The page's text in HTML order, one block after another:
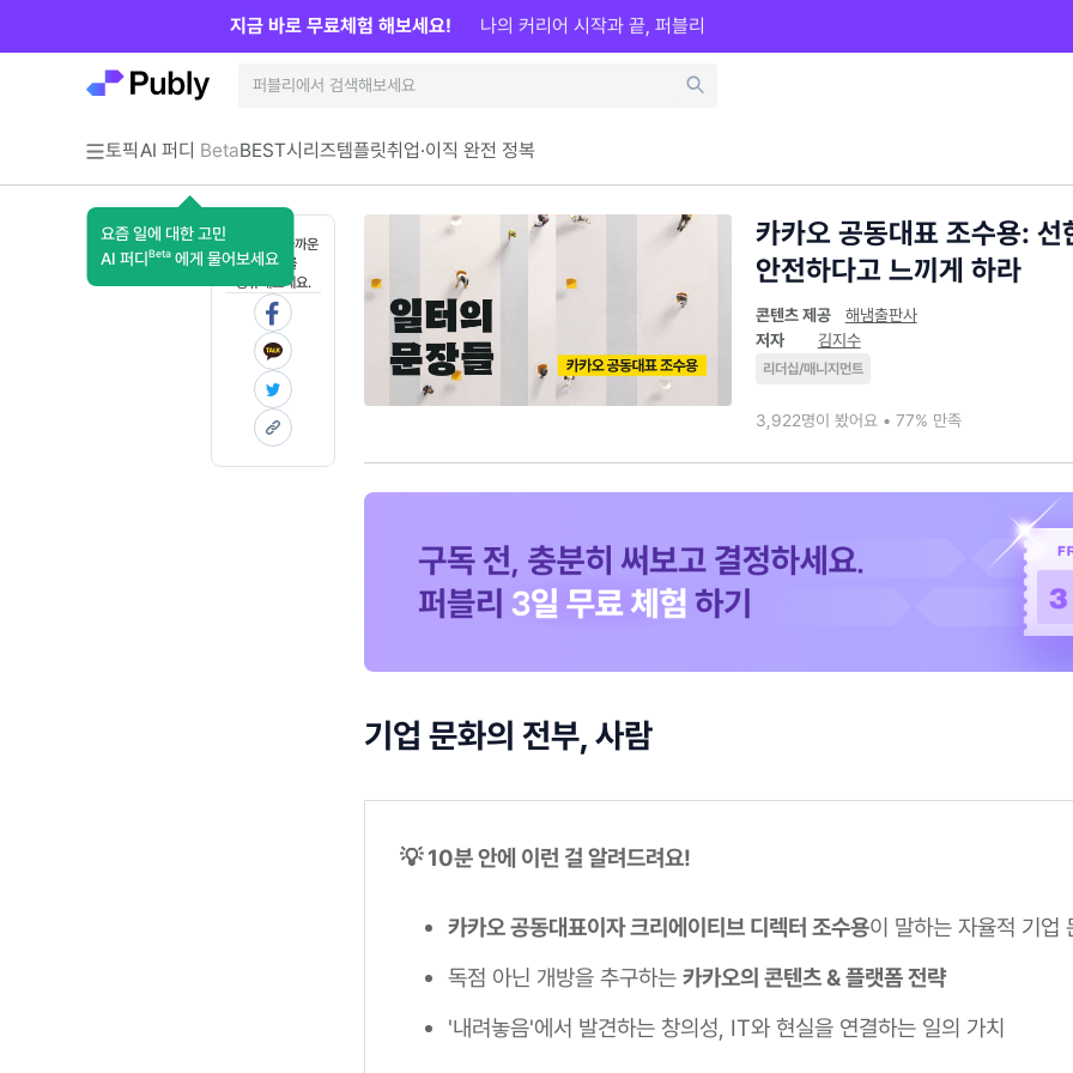
토픽AI 퍼디 Beta
요즘 일에 대한 고민
AI 퍼디 Beta 에게 물어보세요
BEST시리즈템플릿취업·이직 완전 정복
지금 바로 무료체험 해보세요! 나의 커리어 시작과 끝, 퍼블리
혼자 보기 아까운
콘텐츠를
공유해보세요.
카카오 공동대표 조수용: 선
안전하다고 느끼게 하라
콘텐츠 제공
해냄출판사
저자
김지수
리더십/매니지먼트
3,922명이 봤어요 • 77% 만족
기업 문화의 전부, 사람
💡 10분 안에 이런 걸 알려드려요!
카카오 공동대표이자 크리에이티브 디렉터 조수용이 말하는 자율적 기업
독점 아닌 개방을 추구하는 카카오의 콘텐츠 & 플랫폼 전략
'내려놓음'에서 발견하는 창의성, IT와 현실을 연결하는 일의 가치